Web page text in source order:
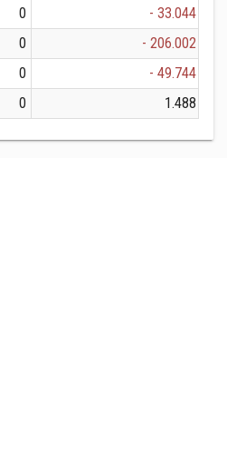
0
- 33.044
0
- 206.002
0
- 49.744
0 1.488